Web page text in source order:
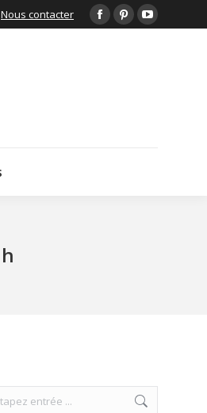
Nous contacter
Facebook
PinterestYouTube